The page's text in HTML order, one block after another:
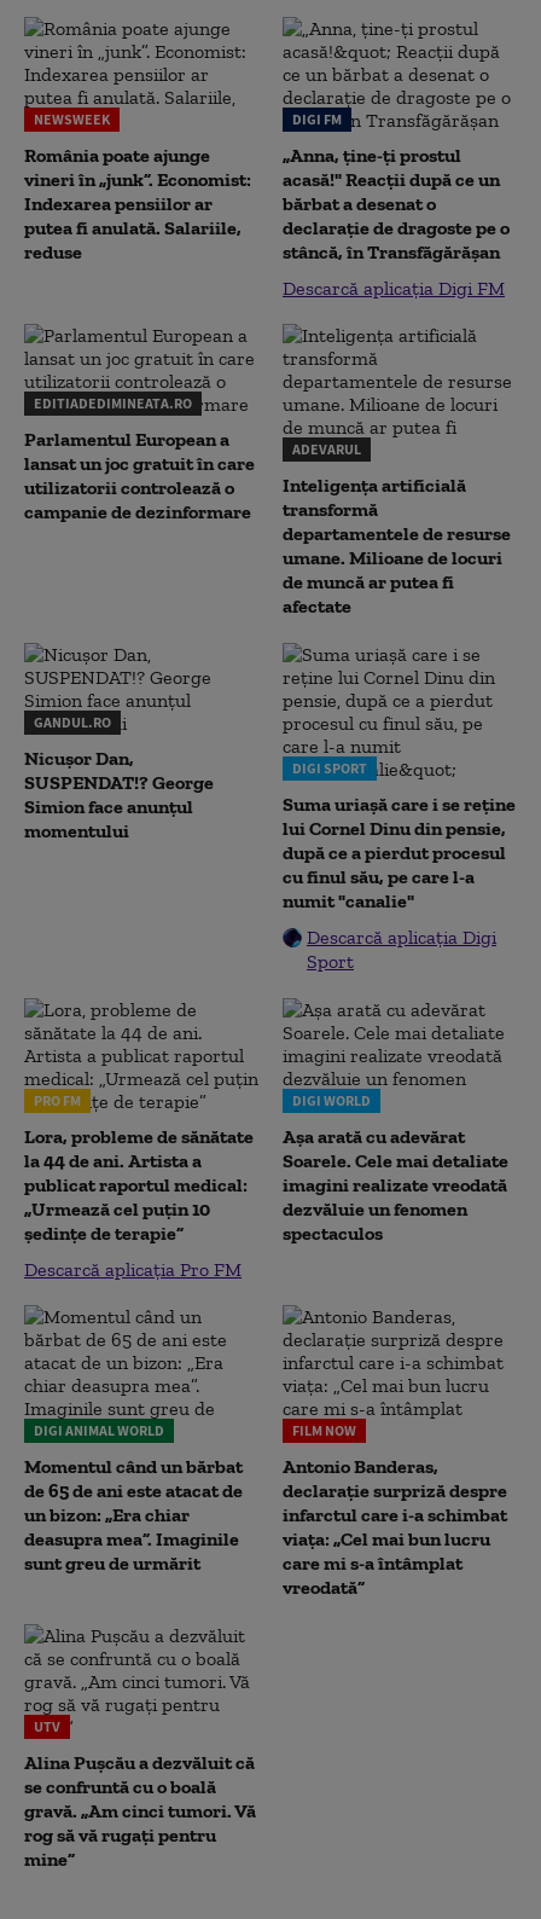
NEWSWEEK
România poate ajunge
vineri în „junk”. Economist:
Indexarea pensiilor ar
putea fi anulată. Salariile,
reduse
DIGI FM
„Anna, ţine-ţi prostul
acasă!" Reacţii după ce un
bărbat a desenat o
declaraţie de dragoste pe o
stâncă, în Transfăgărăşan
Descarcă aplicația Digi FM
EDITIADEDIMINEATA.RO
Parlamentul European a
lansat un joc gratuit în care
utilizatorii controlează o
campanie de dezinformare
ADEVARUL
Inteligența artificială
transformă
departamentele de resurse
umane. Milioane de locuri
de muncă ar putea fi
afectate
GANDUL.RO
Nicușor Dan,
SUSPENDAT!? George
Simion face anunțul
momentului
DIGI SPORT
Suma uriașă care i se reține
lui Cornel Dinu din pensie,
după ce a pierdut procesul
cu finul său, pe care l-a
numit "canalie"
Descarcă aplicația Digi
Sport
PRO FM
Lora, probleme de sănătate
la 44 de ani. Artista a
publicat raportul medical:
„Urmează cel puțin 10
ședințe de terapie”
Descarcă aplicația Pro FM
DIGI WORLD
Așa arată cu adevărat
Soarele. Cele mai detaliate
imagini realizate vreodată
dezvăluie un fenomen
spectaculos
DIGI ANIMAL WORLD
Momentul când un bărbat
de 65 de ani este atacat de
un bizon: „Era chiar
deasupra mea”. Imaginile
sunt greu de urmărit
FILM NOW
Antonio Banderas,
declarație surpriză despre
infarctul care i-a schimbat
viața: „Cel mai bun lucru
care mi s-a întâmplat
vreodată”
UTV
Alina Pușcău a dezvăluit că
se confruntă cu o boală
gravă. „Am cinci tumori. Vă
rog să vă rugați pentru
mine”